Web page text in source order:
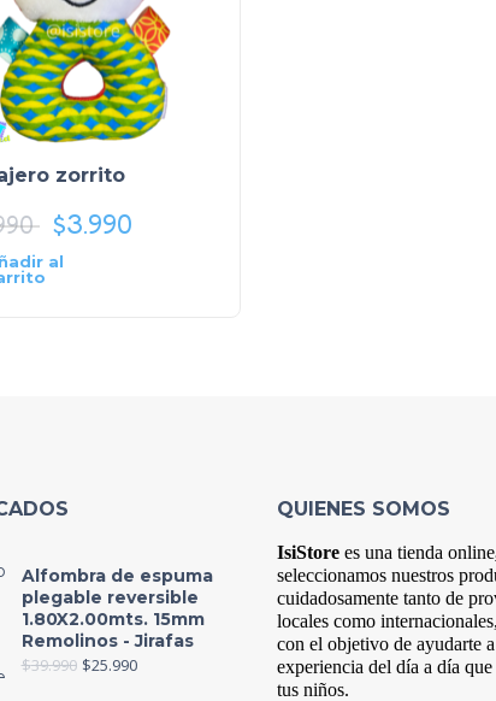
zorrito
$3.990
al
Alfombra de espuma
plegable reversible
1.80X2.00mts. 15mm
Remolinos - Jirafas
$39.990 $25.990
QUIENES SOMOS
IsiStore es una tienda online
seleccionamos nuestros
cuidadosamente tanto de
locales como
con el objetivo de ayudarte
experiencia del día a día que
tus niños.